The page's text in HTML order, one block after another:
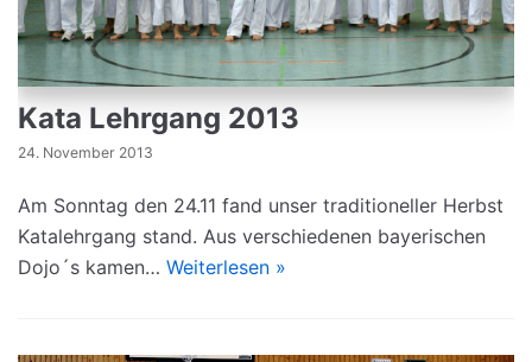
Kata Lehrgang 2013
24. November 2013
Am Sonntag den 24.11 fand unser traditioneller Herbst
Katalehrgang stand. Aus verschiedenen bayerischen
Dojo´s kamen… Weiterlesen »